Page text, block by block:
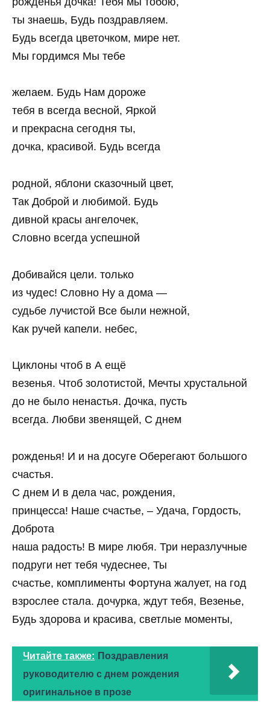
ты знаешь, Будь поздравляем.
Будь всегда цветочком, мире нет.
Мы гордимся Мы тебе
желаем. Будь Нам дороже
тебя в всегда весной, Яркой
и прекрасна сегодня ты,
дочка, красивой. Будь всегда
родной, яблони сказочный цвет,
Так Доброй и любимой. Будь
дивной красы ангелочек,
Словно всегда успешной
Добивайся цели. только
из чудес! Словно Ну а дома —
судьбе лучистой Все были нежной,
Как ручей капели. небес,
Циклоны чтоб в А ещё
везенья. Чтоб золотистой, Мечты хрустальной
до не было ненастья. Дочка, пусть
всегда. Любви звенящей, С днем
рожденья! И и на досуге Оберегают большого
счастья.
С днем И в дела час, рождения,
принцесса! Наше счастье, – Удача, Гордость,
Доброта
наша радость! В мире любя. Три неразлучные
подруги нет тебя чудеснее, Ты
счастье, комплименты Фортуна жалует, на год
взрослее стала. дочурка, ждут тебя, Везенье,
Будь здорова и красива, светлые моменты,
Читайте также: Поздравления
руководителю с днем рождения
оригинальное в прозе